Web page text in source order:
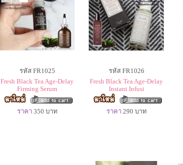
รหัส FR1025
Fresh Black Tea Age-Delay
Firming Serum
ราคา 350 บาท
รหัส FR1026
Fresh Black Tea Age-Delay
Instant Infusi
ราคา 290 บาท